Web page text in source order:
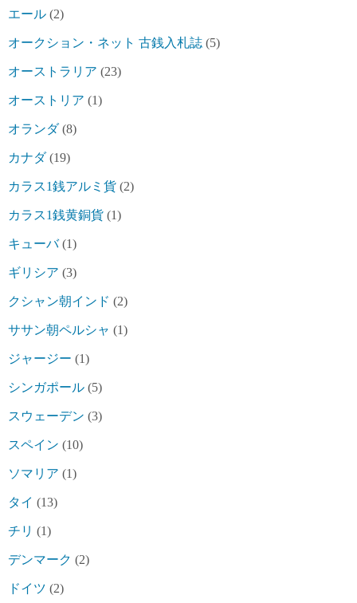
エール (2)
オークション・ネット 古銭入札誌 (5)
オーストラリア (23)
オーストリア (1)
オランダ(8)
カナダ(19)
カラス1銭アルミ貨 (2)
カラス1銭黄銅貨 (1)
キューバ(1)
ギリシア (3)
クシャン朝インド (2)
ササン朝ペルシャ (1)
ジャージー (1)
シンガポール (5)
スウェーデン (3)
スペイン (10)
ソマリア (1)
タイ (13)
チリ (1)
デンマーク (2)
ドイツ (2)